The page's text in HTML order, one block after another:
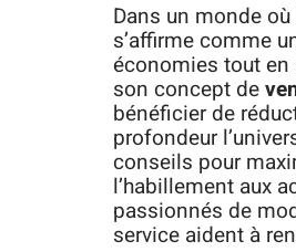
Dans un monde
s’affirme comme
économies tout en
son concept de
bénéficier de
profondeur
conseils pour
l’habillement aux
passionnés de
service aident à